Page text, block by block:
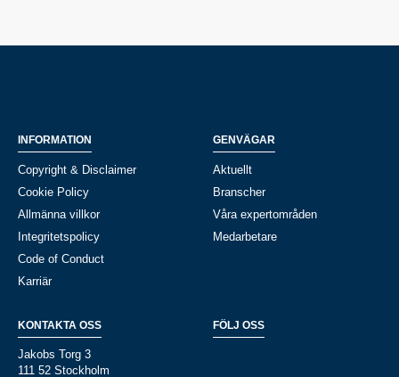
INFORMATION
Copyright & Disclaimer
Cookie Policy
Allmänna villkor
Integritetspolicy
Code of Conduct
Karriär
GENVÄGAR
Aktuellt
Branscher
Våra expertområden
Medarbetare
KONTAKTA OSS
Jakobs Torg 3
111 52 Stockholm
FÖLJ OSS